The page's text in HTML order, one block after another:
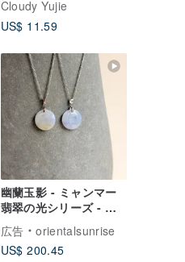
Cloudy Yujie
US$ 11.59
幽蘭玉影 - ミャンマー
翡翠の光シリーズ - 台
湾デザイン彫刻翡翠ペ
ンダント
広告
orientalsunrise
US$ 200.45